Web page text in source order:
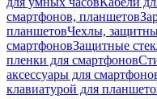
смартфонов, планшетов
планшетовЧехлы,
смартфоновЗащитные
пленки для смартфонов
аксессуары для
клавиатурой для